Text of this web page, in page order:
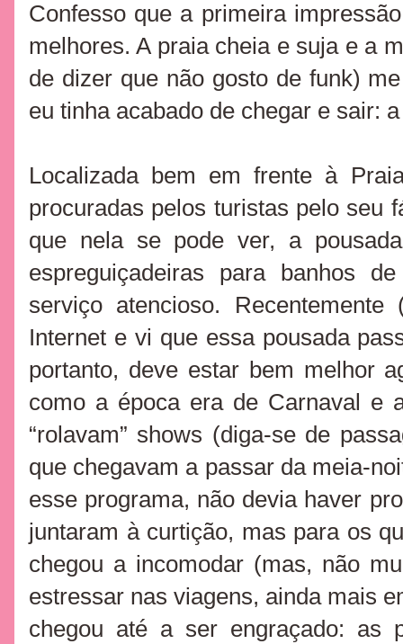
Confesso que a primeira
melhores. A praia cheia e suja e a
de dizer que não gosto de funk)
eu tinha acabado de chegar e sair:
Localizada bem em frente à
procuradas pelos turistas pelo seu
que nela se pode ver, a
espreguiçadeiras para banhos
serviço atencioso.
Internet e vi que essa pousada
portanto, deve estar bem melhor
como a época era de Carnaval e
“rolavam” shows (diga-se de
que chegavam a passar da meia-
esse programa, não devia haver
juntaram à curtição, mas para os
chegou a incomodar (mas, não
estressar nas viagens, ainda mais
chegou até a ser engraçado: as